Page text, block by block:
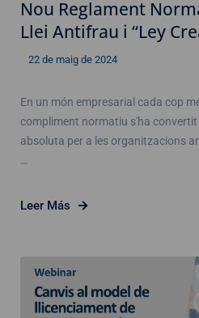
Nou Reglament
Llei Antifrau i “Ley
22 de maig de 2024
En un món empresarial cada cop
compliment normatiu s'ha
absoluta per a les organitzacions
…
Leer Más